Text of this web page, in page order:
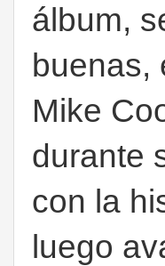
álbum,
buenas,
Mike
durante
con la
luego